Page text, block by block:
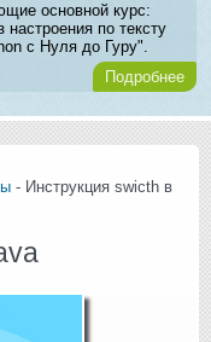
основной курс:
по тексту
с Нуля до Гуру".
Подробнее
- Инструкция swicth в